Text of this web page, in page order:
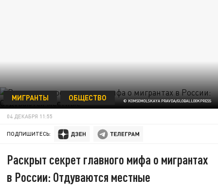
© KOMSOMOLSKAYA PRAVDA/GLOBALLOOKPRESS
МИГРАНТЫ ОБЩЕСТВО
04 ДЕКАБРЯ 11:55
ПОДПИШИТЕСЬ:
Раскрыт секрет главного мифа о мигрантах
в России: Отдуваются местные